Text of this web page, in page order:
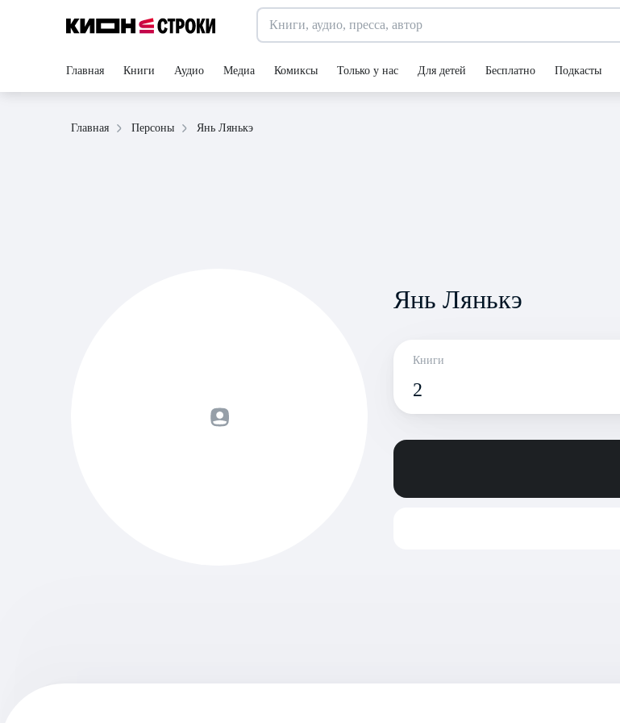
Главная Книги Аудио Медиа Комиксы Только у нас Для детей Бесплатно Подкасты
Главная Персоны Янь Лянькэ
Янь Лянькэ
Книги
2